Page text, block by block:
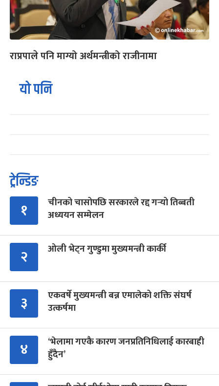
राप्रपाले पनि माग्यो अर्थमन्त्रीको राजीनामा
यो पनि
ट्रेन्डिङ
१
चीनको चासोपछि सरकारले रद्द गर्‍यो तिब्बती
अध्ययन सम्मेलन
२ ओली भेट्न गुण्डुमा मुख्यमन्त्री कार्की
३
एकवर्षे मुख्यमन्त्री बन्न एमालेको शक्ति संघर्ष
उत्कर्षमा
४
‘भेलामा गएकै कारण जनप्रतिनिधिलाई कारबाही
हुँदैन’